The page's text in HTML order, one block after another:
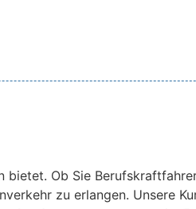
bietet. Ob Sie
zu erlangen. Unsere